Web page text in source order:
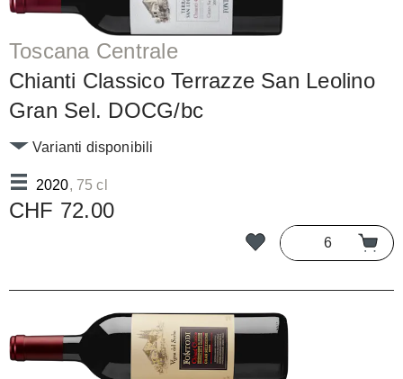
Toscana Centrale
Chianti Classico Terrazze San Leolino
Gran Sel. DOCG/bc
2020, 75 cl
Varianti disponibili
CHF 72.00